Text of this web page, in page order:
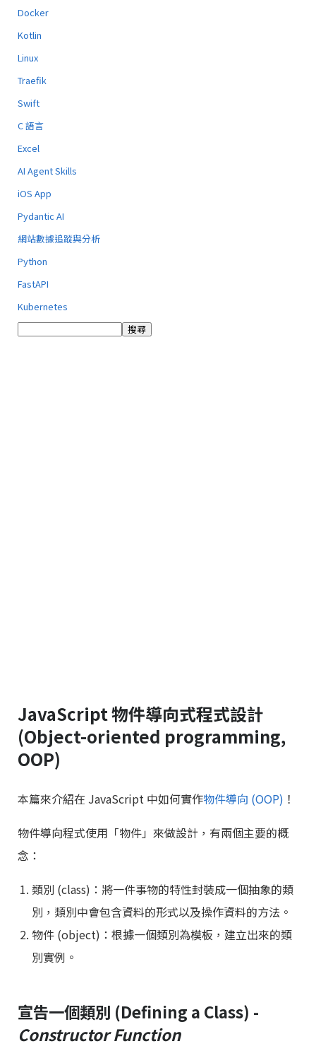
Docker
Kotlin
Linux
Traefik
Swift
C 語言
Excel
AI Agent Skills
iOS App
Pydantic AI
網站數據追蹤與分析
Python
FastAPI
Kubernetes
JavaScript 物件導向式程式設計
(Object-oriented programming,
OOP)
本篇來介紹在 JavaScript 中如何實作物件導向 (OOP) ！
物件導向程式使用「物件」來做設計，有兩個主要的概
念：
類別 (class)：將一件事物的特性封裝成一個抽象的類
別，類別中會包含資料的形式以及操作資料的方法。
物件 (object)：根據一個類別為模板，建立出來的類
別實例。
宣告一個類別 (Defining a Class) -
Constructor Function